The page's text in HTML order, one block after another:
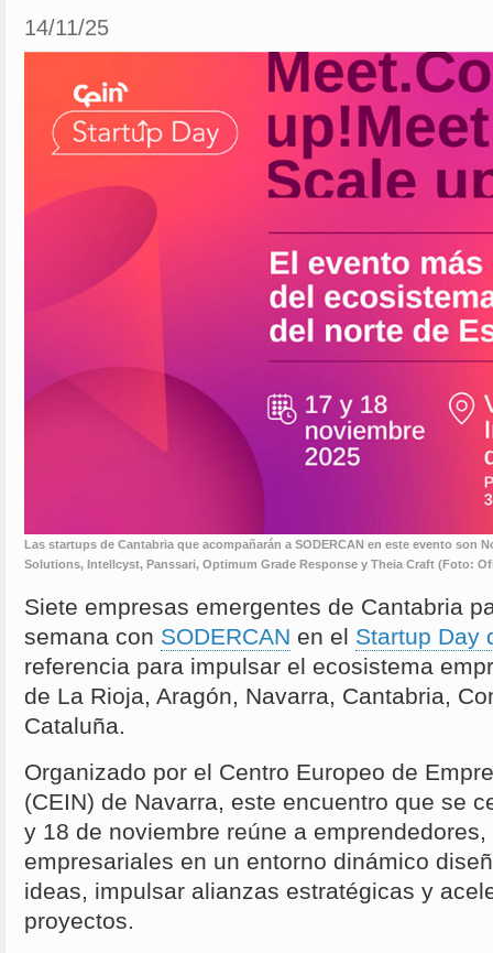
14/11/25
Las startups de Cantabria que acompañarán a SODERCAN en este evento son
Solutions, Intellcyst, Panssari, Optimum Grade Response y Theia Craft (Foto:
Siete empresas emergentes de Cantabria
semana con SODERCAN en el Startup Day
referencia para impulsar el ecosistema
de La Rioja, Aragón, Navarra, Cantabria,
Cataluña.
Organizado por el Centro Europeo de
(CEIN) de Navarra, este encuentro que se
y 18 de noviembre reúne a
empresariales en un entorno dinámico
ideas, impulsar alianzas estratégicas y
proyectos.